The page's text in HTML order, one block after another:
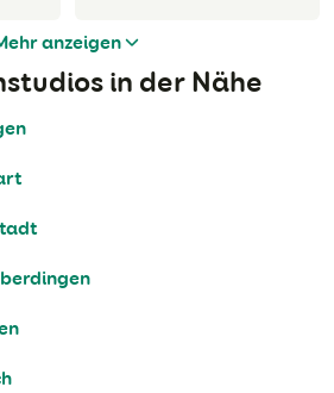
anzeigen
in der Nähe